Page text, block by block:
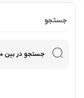
جستجو